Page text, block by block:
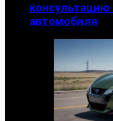
автомобиля